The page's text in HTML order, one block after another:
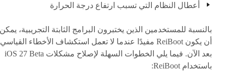
أعطال النظام التي تسبب ارتفاع درجة الحرارة
بالنسبة للمستخدمين الذين يختبرون البرامج الثابتة التجريبية، يمكن
أن يكون ReiBoot مفيدًا عندما لا تعمل استكشاف الأخطاء القياسي
بعد الآن. فيما يلي الخطوات السهلة لإصلاح مشكلات iOS 27 Beta
باستخدام ReiBoot: